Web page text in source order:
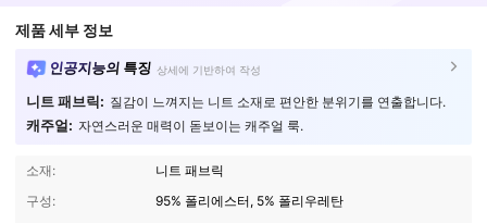
제품 세부 정보
인공지능의 특징 상세에 기반하여 작성
니트 패브릭: 질감이 느껴지는 니트 소재로 편안한 분위기를 연출합니다.
캐주얼: 자연스러운 매력이 돋보이는 캐주얼 룩.
소재:
니트 패브릭
구성:
95% 폴리에스터, 5% 폴리우레탄